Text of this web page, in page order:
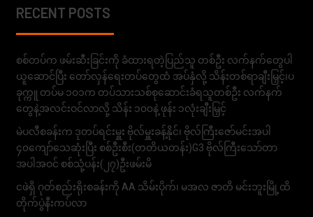
RECENT POSTS
စစ်တပ်က ဖမ်းဆီးခြင်းကို ခံထားရတဲ့ပြည်သူ တစ်ဦး လက်နက်တွေပါ
ယူဆောင်ပြီး တော်လှန်ရေးတပ်တွေထံ အပ်နှံလို့ သိန်းတစ်ရာချီးမြှင့်၊ပ
ခုက္ကူ တပ်မ ၁၀၁က တပ်သားသစ်စုဆောင်းခံရသူတစ်ဦး လက်နက်
တွေနဲ့အလင်းဝင်လာလို့ သိန်း ၁၀၀နဲ့ ဖုန်း ၁လုံးချီးမြှင့်
မဲပလီစခန်းက ဒုတပ်ရင်းမှူး ဗိုလ်မှူးခန့်နိုင်၊ ဗိုလ်ကြီးဇော်မင်းအပါ
၄၀ကျော်သေဆုံးပြီး စစ်ဦးစီး(တတိယတန်း)G3 ဗိုလ်ကြီးသော်တာ
အပါအဝင် စစ်သုံ့ပန်း(၂၇)ဦးဖမ်းမိ
ငဖဲရှိ ဂုတ်စည်းရိုးစခန်းကို AA သိမ်းပိုက်၊ မအလ ဇာတိ မင်းဘူးမြို့ထိ
တိုက်ပွဲနီးကပ်လာ